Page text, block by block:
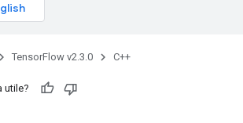
TensorFlow v2.3.0 C++
utile?